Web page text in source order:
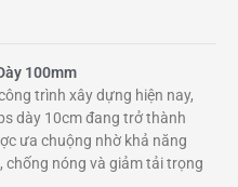
100mm
trình xây dựng hiện nay,
dày 10cm đang trở thành
ưa chuộng nhờ khả năng
chống nóng và giảm tải trọng